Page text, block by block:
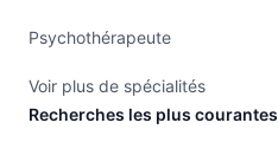
Psychothérapeute
Voir plus de spécialités
Recherches les plus courantes